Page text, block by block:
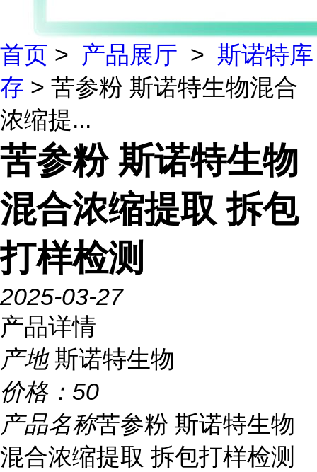
首页 > 产品展厅 > 斯诺特库
存 > 苦参粉 斯诺特生物混合
浓缩提...
苦参粉 斯诺特生物
混合浓缩提取 拆包
打样检测
2025-03-27
产品详情
产地 斯诺特生物
价格： 50
产品名称苦参粉 斯诺特生物
混合浓缩提取 拆包打样检测